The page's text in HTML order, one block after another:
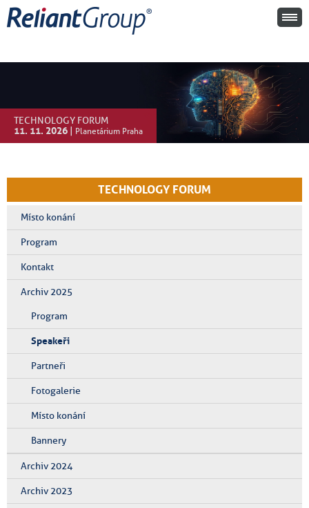
TECHNOLOGY FORUM
11. 11. 2026 | Planetárium Praha
TECHNOLOGY FORUM
Místo konání
Program
Kontakt
Archiv 2025
Program
Speakeři
Partneři
Fotogalerie
Místo konání
Bannery
Archiv 2024
Archiv 2023